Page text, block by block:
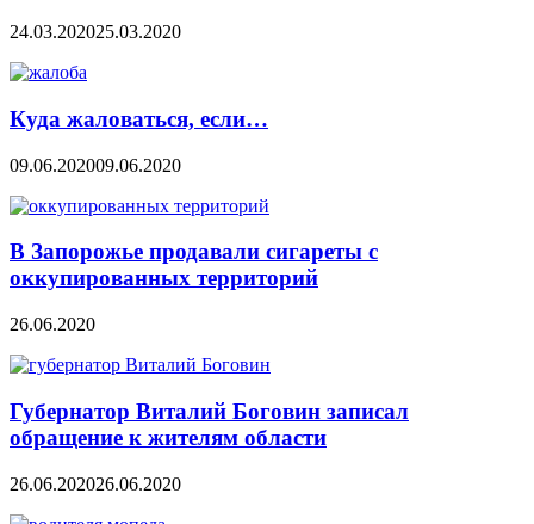
24.03.202025.03.2020
Куда жаловаться, если…
09.06.202009.06.2020
В Запорожье продавали сигареты с
оккупированных территорий
26.06.2020
Губернатор Виталий Боговин записал
обращение к жителям области
26.06.202026.06.2020